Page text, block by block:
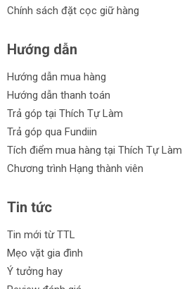
Chính sách đặt cọc giữ hàng
Hướng dẫn
Hướng dẫn mua hàng
Hướng dẫn thanh toán
Trả góp tại Thích Tự Làm
Trả góp qua Fundiin
Tích điểm mua hàng tại Thích Tự Làm
Chương trình Hạng thành viên
Tin tức
Tin mới từ TTL
Mẹo vặt gia đình
Ý tưởng hay